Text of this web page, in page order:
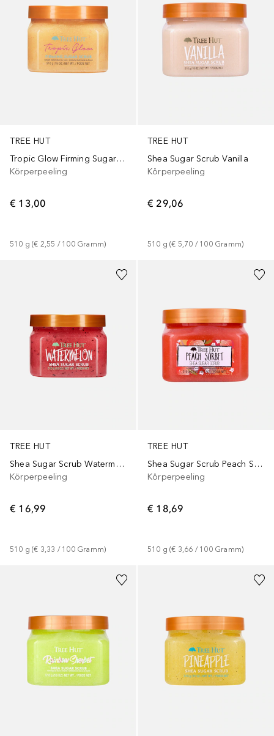
TREE HUT
Tropic Glow Firming Sugar Scrub
Körperpeeling
€ 13,00
510 g (€ 2,55 / 100 Gramm)
TREE HUT
Shea Sugar Scrub Vanilla
Körperpeeling
€ 29,06
510 g (€ 5,70 / 100 Gramm)
TREE HUT
Shea Sugar Scrub Watermelon
Körperpeeling
€ 16,99
510 g (€ 3,33 / 100 Gramm)
TREE HUT
Shea Sugar Scrub Peach Sorbet
Körperpeeling
€ 18,69
510 g (€ 3,66 / 100 Gramm)